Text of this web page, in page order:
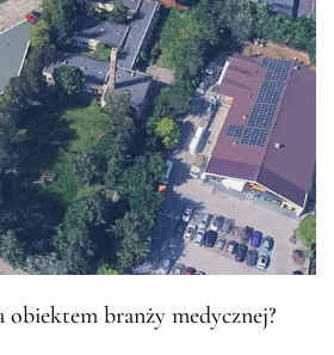
branży medycznej?